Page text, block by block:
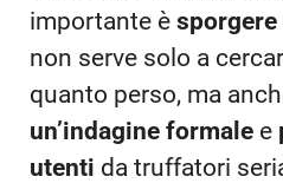
importante è
non serve solo a
quanto perso, ma
un’indagine formale e
utenti da truffatori